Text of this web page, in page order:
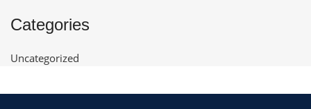
Categories
Uncategorized